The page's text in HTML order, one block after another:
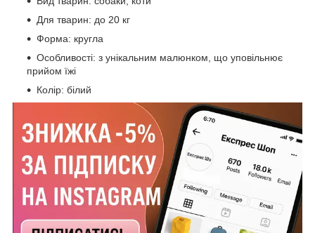
Для тварин: до 20 кг
Форма: кругла
Особливості: з унікальним малюнком, що уповільнює
прийом їжі
Колір: білий